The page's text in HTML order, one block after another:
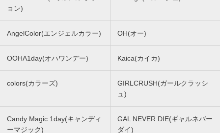
ョン)
AngelColor(エンジェルカラー) OH(オー)
OOHA1day(オハワンデー) Kaica(カイカ)
colors(カラーズ)
GIRLCRUSH(ガールクラッシ
ュ)
Candy Magic 1day(キャンディ
ーマジック)
GAL NEVER DIE(ギャルネバー
ダイ)